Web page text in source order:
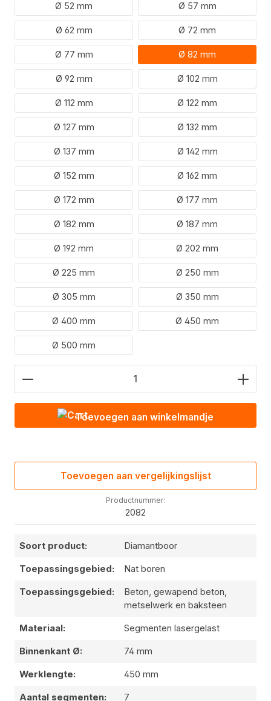
Ø 52 mm Ø 57 mm
Ø 62 mm Ø 72 mm
Ø 77 mm Ø 82 mm
Ø 92 mm Ø 102 mm
Ø 112 mm Ø 122 mm
Ø 127 mm Ø 132 mm
Ø 137 mm Ø 142 mm
Ø 152 mm Ø 162 mm
Ø 172 mm Ø 177 mm
Ø 182 mm Ø 187 mm
Ø 192 mm Ø 202 mm
Ø 225 mm Ø 250 mm
Ø 305 mm Ø 350 mm
Ø 400 mm Ø 450 mm
Ø 500 mm
Hoeveelheid product: Voer de gewenste
Toevoegen aan winkelmandje
Toevoegen aan vergelijkingslijst
Productnummer:
2082
Soort product: Diamantboor
Toepassingsgebied: Nat boren
Toepassingsgebied:
Beton, gewapend beton,
metselwerk en baksteen
Materiaal: Segmenten lasergelast
Binnenkant Ø: 74 mm
Werklengte: 450 mm
Aantal segmenten: 7